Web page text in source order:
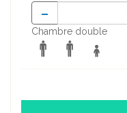
-
Chambre double